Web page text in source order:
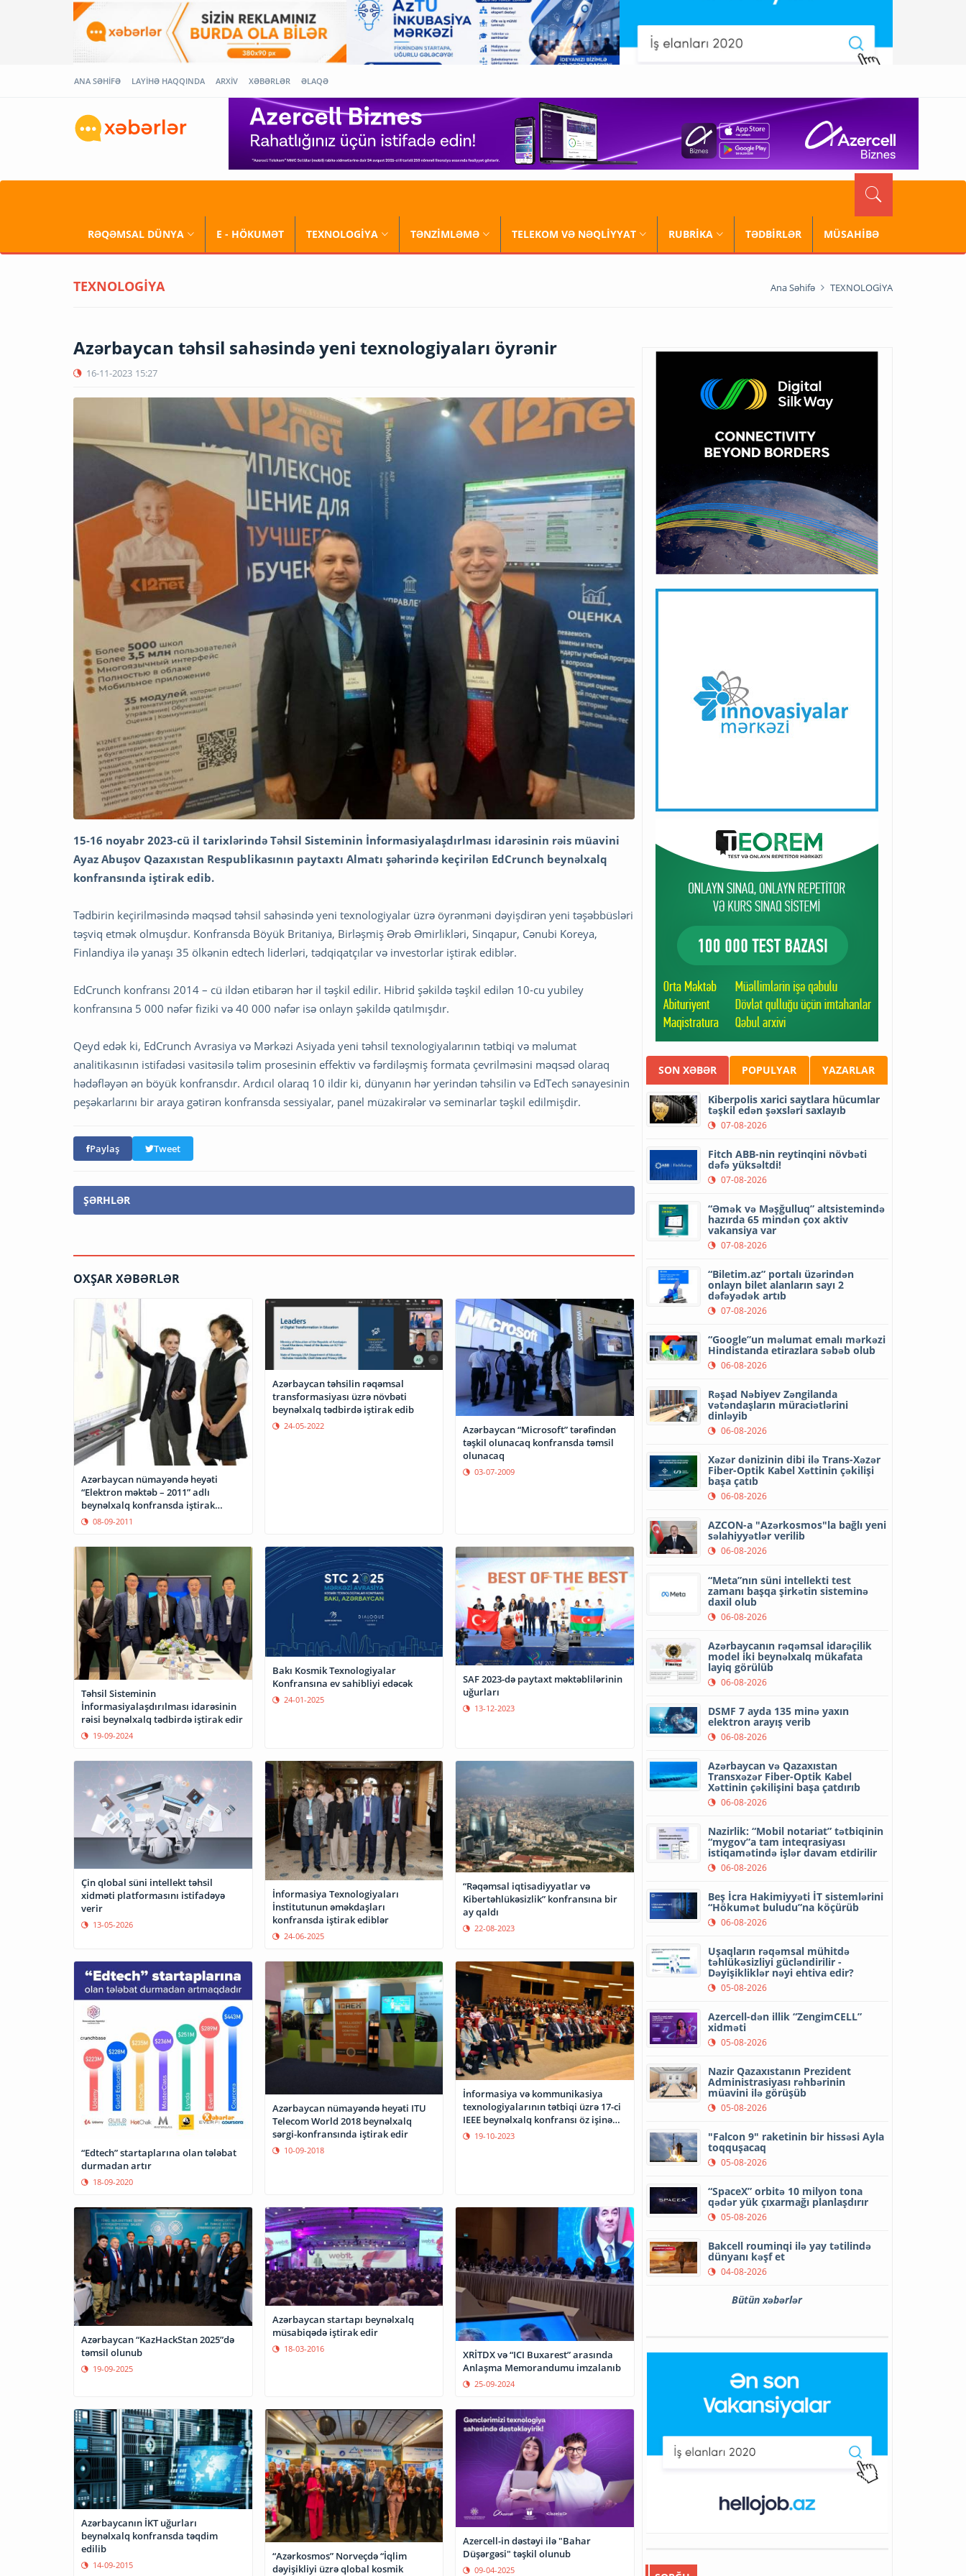
ANA SƏHİFƏ LAYİHƏ HAQQINDA ARXİV XƏBƏRLƏR ƏLAQƏ
RƏQƏMSAL DÜNYA E - HÖKUMƏT TEXNOLOGİYA TƏNZİMLƏMƏ TELEKOM VƏ NƏQLİYYAT RUBRİKA TƏDBİRLƏR MÜSAHİBƏ
TEXNOLOGİYA Ana Səhifə TEXNOLOGİYA
Azərbaycan təhsil sahəsində yeni texnologiyaları öyrənir
16-11-2023 15:27
15-16 noyabr 2023-cü il tarixlərində Təhsil Sisteminin İnformasiyalaşdırlması idarəsinin rəis müavini
Ayaz Abuşov Qazaxıstan Respublikasının paytaxtı Almatı şəhərində keçirilən EdCrunch beynəlxalq
konfransında iştirak edib.
Tədbirin keçirilməsində məqsəd təhsil sahəsində yeni texnologiyalar üzrə öyrənməni dəyişdirən yeni təşəbbüsləri
təşviq etmək olmuşdur. Konfransda Böyük Britaniya, Birləşmiş Ərəb Əmirlikləri, Sinqapur, Cənubi Koreya,
Finlandiya ilə yanaşı 35 ölkənin edtech liderləri, tədqiqatçılar və investorlar iştirak ediblər.
EdCrunch konfransı 2014 – cü ildən etibarən hər il təşkil edilir. Hibrid şəkildə təşkil edilən 10-cu yubiley
konfransına 5 000 nəfər fiziki və 40 000 nəfər isə onlayn şəkildə qatılmışdır.
Qeyd edək ki, EdCrunch Avrasiya və Mərkəzi Asiyada yeni təhsil texnologiyalarının tətbiqi və məlumat
analitikasının istifadəsi vasitəsilə təlim prosesinin effektiv və fərdiləşmiş formata çevrilməsini məqsəd olaraq
hədəfləyən ən böyük konfransdır. Ardıcıl olaraq 10 ildir ki, dünyanın hər yerindən təhsilin və EdTech sənayesinin
peşəkarlarını bir araya gətirən konfransda sessiyalar, panel müzakirələr və seminarlar təşkil edilmişdir.
Paylaş Tweet
ŞƏRHLƏR
OXŞAR XƏBƏRLƏR
Azərbaycan nümayəndə heyəti
“Elektron məktəb – 2011” adlı
beynəlxalq konfransda iştirak
edəcək
08-09-2011
Azərbaycan təhsilin rəqəmsal
transformasiyası üzrə növbəti
beynəlxalq tədbirdə iştirak edib
24-05-2022
Azərbaycan “Microsoft” tərəfindən
təşkil olunacaq konfransda təmsil
olunacaq
03-07-2009
Təhsil Sisteminin
İnformasiyalaşdırılması idarəsinin
rəisi beynəlxalq tədbirdə iştirak edir
19-09-2024
Bakı Kosmik Texnologiyalar
Konfransına ev sahibliyi edəcək
24-01-2025
SAF 2023-də paytaxt məktəblilərinin
uğurları
13-12-2023
Çin qlobal süni intellekt təhsil
xidməti platformasını istifadəyə
verir
13-05-2026
İnformasiya Texnologiyaları
İnstitutunun əməkdaşları
konfransda iştirak ediblər
24-06-2025
“Rəqəmsal iqtisadiyyatlar və
Kibertəhlükəsizlik” konfransına bir
ay qaldı
22-08-2023
“Edtech” startaplarına olan tələbat
durmadan artır
18-09-2020
Azərbaycan nümayəndə heyəti ITU
Telecom World 2018 beynəlxalq
sərgi-konfransında iştirak edir
10-09-2018
İnformasiya və kommunikasiya
texnologiyalarının tətbiqi üzrə 17-ci
IEEE beynəlxalq konfransı öz işinə
başlayıb
19-10-2023
Azərbaycan “KazHackStan 2025”də
təmsil olunub
19-09-2025
Azərbaycan startapı beynəlxalq
müsabiqədə iştirak edir
18-03-2016
XRİTDX və “ICI Buxarest” arasında
Anlaşma Memorandumu imzalanıb
25-09-2024
Azərbaycanın İKT uğurları
beynəlxalq konfransda təqdim
edilib
14-09-2015
“Azərkosmos” Norveçdə “İqlim
dəyişikliyi üzrə qlobal kosmik
Azercell-in dəstəyi ilə "Bahar
Düşərgəsi" təşkil olunub
09-04-2025
SON XƏBƏR POPULYAR YAZARLAR
Kiberpolis xarici saytlara hücumlar
təşkil edən şəxsləri saxlayıb
07-08-2026
Fitch ABB-nin reytinqini növbəti
dəfə yüksəltdi!
07-08-2026
“Əmək və Məşğulluq” altsistemində
hazırda 65 mindən çox aktiv
vakansiya var
07-08-2026
“Biletim.az” portalı üzərindən
onlayn bilet alanların sayı 2
dəfəyədək artıb
07-08-2026
“Google”un məlumat emalı mərkəzi
Hindistanda etirazlara səbəb olub
06-08-2026
Rəşad Nəbiyev Zəngilanda
vətəndaşların müraciətlərini
dinləyib
06-08-2026
Xəzər dənizinin dibi ilə Trans-Xəzər
Fiber-Optik Kabel Xəttinin çəkilişi
başa çatıb
06-08-2026
AZCON-a "Azərkosmos"la bağlı yeni
səlahiyyətlər verilib
06-08-2026
“Meta”nın süni intellekti test
zamanı başqa şirkətin sisteminə
daxil olub
06-08-2026
Azərbaycanın rəqəmsal idarəçilik
model iki beynəlxalq mükafata
layiq görülüb
06-08-2026
DSMF 7 ayda 135 minə yaxın
elektron arayış verib
06-08-2026
Azərbaycan və Qazaxıstan
Transxəzər Fiber-Optik Kabel
Xəttinin çəkilişini başa çatdırıb
06-08-2026
Nazirlik: “Mobil notariat” tətbiqinin
“mygov”a tam inteqrasiyası
istiqamətində işlər davam etdirilir
06-08-2026
Beş İcra Hakimiyyəti İT sistemlərini
“Hökumət buludu”na köçürüb
06-08-2026
Uşaqların rəqəmsal mühitdə
təhlükəsizliyi gücləndirilir -
Dəyişikliklər nəyi ehtiva edir?
05-08-2026
Azercell-dən illik “ZengimCELL”
xidməti
05-08-2026
Nazir Qazaxıstanın Prezident
Administrasiyası rəhbərinin
müavini ilə görüşüb
05-08-2026
"Falcon 9" raketinin bir hissəsi Ayla
toqquşacaq
05-08-2026
“SpaceX” orbitə 10 milyon tona
qədər yük çıxarmağı planlaşdırır
05-08-2026
Bakcell rouminqi ilə yay tətilində
dünyanı kəşf et
04-08-2026
Bütün xəbərlər